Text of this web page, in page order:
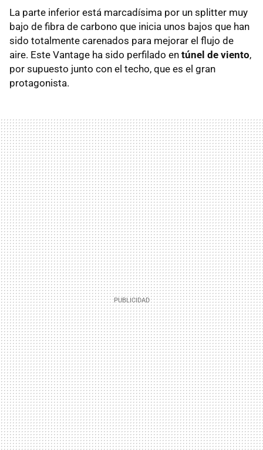
La parte inferior está marcadísima por un splitter muy
bajo de fibra de carbono que inicia unos bajos que han
sido totalmente carenados para mejorar el flujo de
aire. Este Vantage ha sido perfilado en túnel de viento,
por supuesto junto con el techo, que es el gran
protagonista.